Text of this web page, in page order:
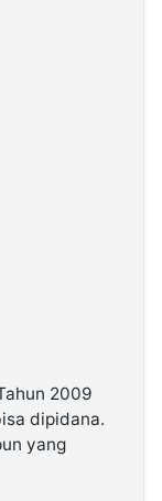
2009
dipidana.
yang